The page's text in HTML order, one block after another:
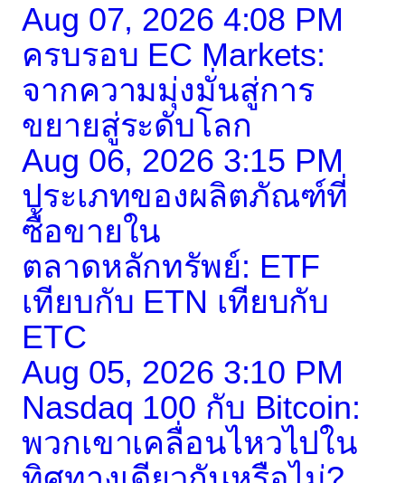
Aug 07, 2026 4:08 PM
ครบรอบ EC Markets:
จากความมุ่งมั่นสู่การ
ขยายสู่ระดับโลก
Aug 06, 2026 3:15 PM
ประเภทของผลิตภัณฑ์ที่
ซื้อขายใน
ตลาดหลักทรัพย์: ETF
เทียบกับ ETN เทียบกับ
ETC
Aug 05, 2026 3:10 PM
Nasdaq 100 กับ Bitcoin:
พวกเขาเคลื่อนไหวไปใน